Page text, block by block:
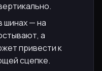
шинах — на
а
привести к
сцепке.